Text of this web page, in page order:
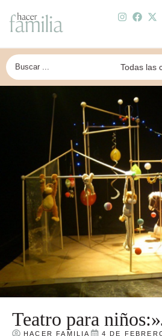
Teatro para
HACER FAMILIA 4 DE